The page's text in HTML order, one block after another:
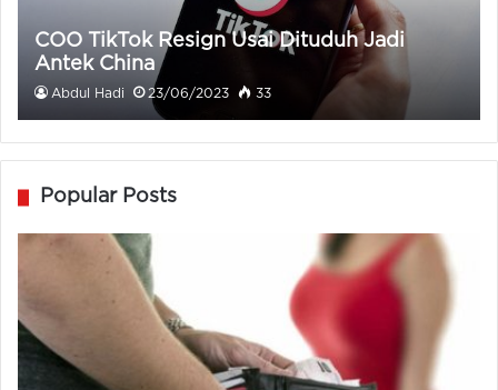
COO TikTok Resign Usai Dituduh Jadi
Antek China
Abdul Hadi 23/06/2023 33
Popular Posts